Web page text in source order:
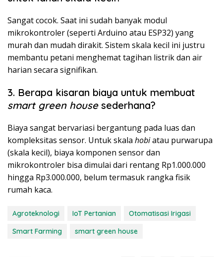
Sangat cocok. Saat ini sudah banyak modul
mikrokontroler (seperti Arduino atau ESP32) yang
murah dan mudah dirakit. Sistem skala kecil ini justru
membantu petani menghemat tagihan listrik dan air
harian secara signifikan.
3. Berapa kisaran biaya untuk membuat
smart green housesederhana?
Biaya sangat bervariasi bergantung pada luas dan
kompleksitas sensor. Untuk skala hobiatau purwarupa
(skala kecil), biaya komponen sensor dan
mikrokontroler bisa dimulai dari rentang Rp1.000.000
hingga Rp3.000.000, belum termasuk rangka fisik
rumah kaca.
Agroteknologi IoT Pertanian
Otomatisasi Irigasi
Smart Farming
smart green house